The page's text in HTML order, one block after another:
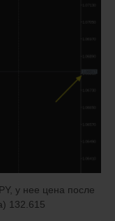
у нее цена после
132.615